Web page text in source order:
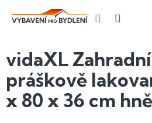
vidaXL
práškově
x 80 x 36 cm